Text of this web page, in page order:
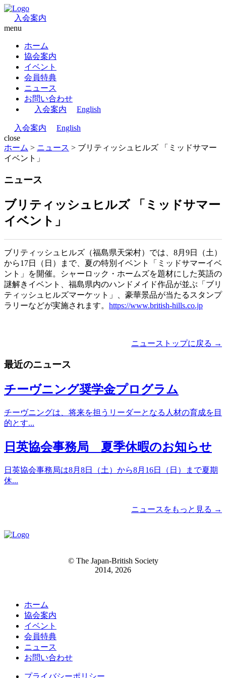
入会案内
menu
ホーム
協会案内
イベント
会員特典
ニュース
お問い合わせ
入会案内
English
入会案内
English
close
ホーム > ニュース > ブリティッシュヒルズ 「ミッドサマー
イベント」
ニュース
ブリティッシュヒルズ 「ミッドサマー
イベント」
ブリティッシュヒルズ（福島県天栄村）では、8月9日（土）
から17日（日）まで、夏の特別イベント「ミッドサマーイベ
ント」を開催。シャーロック・ホームズを題材にした英語の
謎解きイベント、福島県内のハンドメイド作品が並ぶ「ブリ
ティッシュヒルズマーケット」、豪華景品が当たるスタンプ
ラリーなどが実施されます。 https://www.british-hills.co.jp
ニューストップに戻る →
最近のニュース
チーヴニング奨学金プログラム
チーヴニングは、将来を担うリーダーとなる人材の育成を目
的とす...
日英協会事務局 夏季休暇のお知らせ
日英協会事務局は8月8日（土）から8月16日（日）まで夏期
休...
ニュースをもっと見る →
© The Japan-British Society
2014, 2026
ホーム
協会案内
イベント
会員特典
ニュース
お問い合わせ
プライバシーポリシー